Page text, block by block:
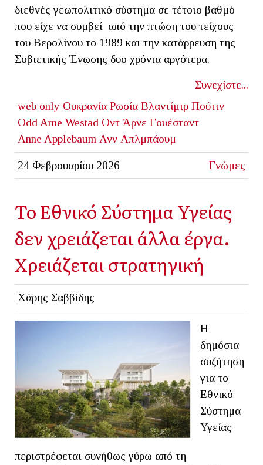
διεθνές γεωπολιτικό σύστημα σε τέτοιο βαθμό
που είχε να συμβεί από την πτώση του τείχους
του Βερολίνου το 1989 και την κατάρρευση της
Σοβιετικής Ένωσης δυο χρόνια αργότερα.
Συνεχίστε...
web only Ουκρανία Ρωσία Βλαντίμιρ Πούτιν
Odd Arne Westad Οντ Άρνε Γουέσταντ
Anne Applebaum Ανν Απλμπάουμ
24 Φεβρουαρίου 2026 Γνώμες
Το Εθνικό Σύστημα Υγείας
δεν χρειάζεται άλλα έργα.
Χρειάζεται στρατηγική
Χάρης Σαββίδης
Η
δημόσια
συζήτηση
για το
Εθνικό
Σύστημα
Υγείας
περιστρέφεται συνήθως γύρω από τη